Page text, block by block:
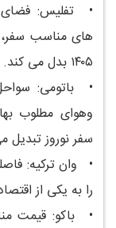
•
تفلیس:
های مناسب سفر،
۱۴۰۵ بدل می کند.
•
باتومی:
وهوای مطلوب
سفر نوروز تبدیل
•
وان ترکیه:
را به یکی از
•
باکو: قیمت